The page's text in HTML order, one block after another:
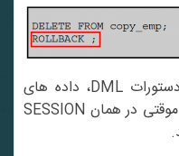
: اگر قبل از عمل COMMIT دستورات DML، داده های
یک جدول تغییر یابند این تغییرات موقتی در همان SESSION